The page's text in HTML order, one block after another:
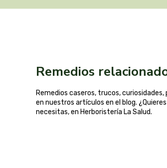
Remedios
Remedios caseros, trucos,
en nuestros artículos en el blog.
necesitas, en Herboristería La Salud.